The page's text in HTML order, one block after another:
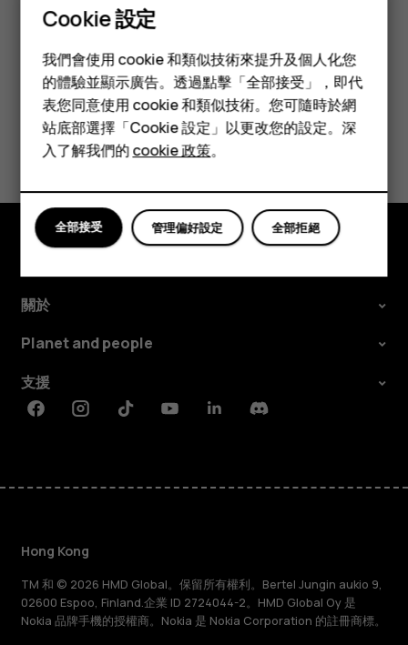
智慧型手機
功能型手機
配件
平板電腦
動。
您認為這有幫助嗎？
關於
Planet and people
支援
FacebookInstagramTiktokYoutubeLinkedinDiscord
Hong Kong
TM 和 © 2026 HMD Global。保留所有權利。Bertel Jungin aukio 9,
02600 Espoo, Finland.企業 ID 2724044-2。HMD Global Oy 是
Nokia 品牌手機的授權商。Nokia 是 Nokia Corporation 的註冊商標。
Cookie 設定
我們會使用 cookie 和類似技術來提升及個人化您
的體驗並顯示廣告。透過點擊「全部接受」，即代
表您同意使用 cookie 和類似技術。您可隨時於網
站底部選擇「Cookie 設定」以更改您的設定。深
入了解我們的cookie 政策。
全部拒絕
管理偏好設定
全部接受